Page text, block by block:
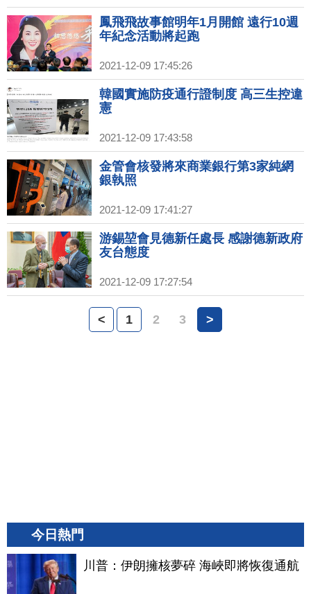
鳳飛飛故事館明年1月開館 遠行10週
年紀念活動將起跑
2021-12-09 17:45:26
韓國實施防疫通行證制度 高三生控違
憲
2021-12-09 17:43:58
金管會核發將來商業銀行第3家純網
銀執照
2021-12-09 17:41:27
游錫堃會見德新任處長 感謝德新政府
友台態度
2021-12-09 17:27:54
< 1 2 3 >
今日熱門
川普：伊朗擁核夢碎 海峽即將恢復通航